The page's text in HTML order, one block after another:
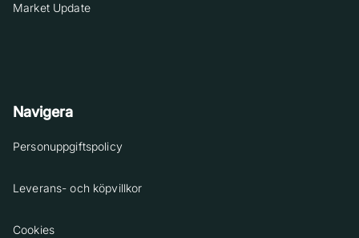
Market Update
Navigera
Personuppgiftspolicy
Leverans- och köpvillkor
Cookies